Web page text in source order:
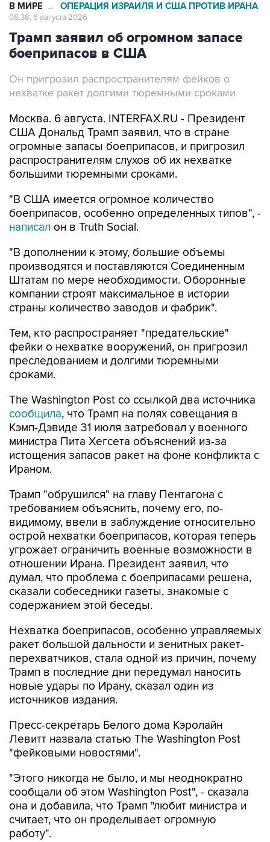
В МИРЕ → ОПЕРАЦИЯ ИЗРАИЛЯ И США ПРОТИВ ИРАНА
08:38, 6 августа 2026
Трамп заявил об огромном запасе
боеприпасов в США
Он пригрозил распространителям фейков о
нехватке ракет долгими тюремными сроками
Москва. 6 августа. INTERFAX.RU - Президент
США Дональд Трамп заявил, что в стране
огромные запасы боеприпасов, и пригрозил
распространителям слухов об их нехватке
большими тюремными сроками.
"В США имеется огромное количество
боеприпасов, особенно определенных типов", -
написал он в Truth Social.
"В дополнении к этому, большие объемы
производятся и поставляются Соединенным
Штатам по мере необходимости. Оборонные
компании строят максимальное в истории
страны количество заводов и фабрик".
Тем, кто распространяет "предательские"
фейки о нехватке вооружений, он пригрозил
преследованием и долгими тюремными
сроками.
The Washington Post со ссылкой два источника
сообщила, что Трамп на полях совещания в
Кэмп-Дэвиде 31 июля затребовал у военного
министра Пита Хегсета объяснений из-за
истощения запасов ракет на фоне конфликта с
Ираном.
Трамп "обрушился" на главу Пентагона с
требованием объяснить, почему его, по-
видимому, ввели в заблуждение относительно
острой нехватки боеприпасов, которая теперь
угрожает ограничить военные возможности в
отношении Ирана. Президент заявил, что
думал, что проблема с боеприпасами решена,
сказали собеседники газеты, знакомые с
содержанием этой беседы.
Нехватка боеприпасов, особенно управляемых
ракет большой дальности и зенитных ракет-
перехватчиков, стала одной из причин, почему
Трамп в последние дни передумал наносить
новые удары по Ирану, сказал один из
источников издания.
Пресс-секретарь Белого дома Кэролайн
Левитт назвала статью The Washington Post
"фейковыми новостями".
"Этого никогда не было, и мы неоднократно
сообщали об этом Washington Post", - сказала
она и добавила, что Трамп "любит министра и
считает, что он проделывает огромную
работу".